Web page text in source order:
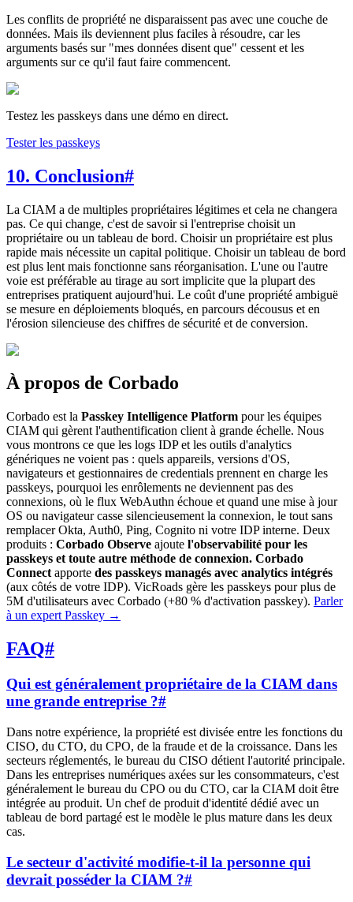
Les conflits de propriété ne disparaissent pas avec une couche de
données. Mais ils deviennent plus faciles à résoudre, car les
arguments basés sur "mes données disent que" cessent et les
arguments sur ce qu'il faut faire commencent.
Testez les passkeys dans une démo en direct.
Tester les passkeys
10. Conclusion#
La CIAM a de multiples propriétaires légitimes et cela ne changera
pas. Ce qui change, c'est de savoir si l'entreprise choisit un
propriétaire ou un tableau de bord. Choisir un propriétaire est plus
rapide mais nécessite un capital politique. Choisir un tableau de bord
est plus lent mais fonctionne sans réorganisation. L'une ou l'autre
voie est préférable au tirage au sort implicite que la plupart des
entreprises pratiquent aujourd'hui. Le coût d'une propriété ambiguë
se mesure en déploiements bloqués, en parcours décousus et en
l'érosion silencieuse des chiffres de sécurité et de conversion.
À propos de Corbado
Corbado est la Passkey Intelligence Platform pour les équipes
CIAM qui gèrent l'authentification client à grande échelle. Nous
vous montrons ce que les logs IDP et les outils d'analytics
génériques ne voient pas : quels appareils, versions d'OS,
navigateurs et gestionnaires de credentials prennent en charge les
passkeys, pourquoi les enrôlements ne deviennent pas des
connexions, où le flux WebAuthn échoue et quand une mise à jour
OS ou navigateur casse silencieusement la connexion, le tout sans
remplacer Okta, Auth0, Ping, Cognito ni votre IDP interne. Deux
produits : Corbado Observe ajoute l'observabilité pour les
passkeys et toute autre méthode de connexion. Corbado
Connect apporte des passkeys managés avec analytics intégrés
(aux côtés de votre IDP). VicRoads gère les passkeys pour plus de
5M d'utilisateurs avec Corbado (+80 % d'activation passkey). Parler
à un expert Passkey →
FAQ#
Qui est généralement propriétaire de la CIAM dans
une grande entreprise ?#
Dans notre expérience, la propriété est divisée entre les fonctions du
CISO, du CTO, du CPO, de la fraude et de la croissance. Dans les
secteurs réglementés, le bureau du CISO détient l'autorité principale.
Dans les entreprises numériques axées sur les consommateurs, c'est
généralement le bureau du CPO ou du CTO, car la CIAM doit être
intégrée au produit. Un chef de produit d'identité dédié avec un
tableau de bord partagé est le modèle le plus mature dans les deux
cas.
Le secteur d'activité modifie-t-il la personne qui
devrait posséder la CIAM ?#